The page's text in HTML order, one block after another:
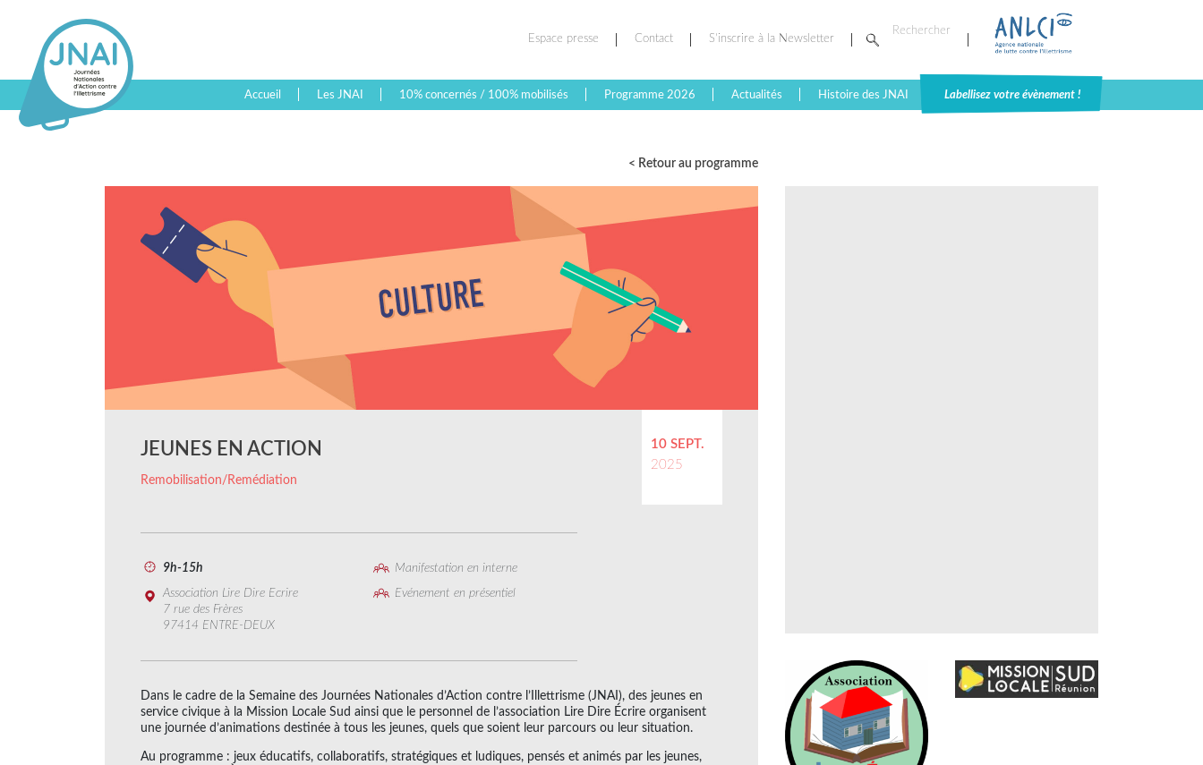
Espace presse Contact S’inscrire à la Newsletter
Accueil Les JNAI 10% concernés / 100% mobilisés Programme 2026 Actualités Histoire des JNAI Labellisez votre évènement !
< Retour au programme
10 SEPT.
2025
JEUNES EN ACTION
Remobilisation/Remédiation
9h-15h
Manifestation en interne
Association Lire Dire Ecrire
7 rue des Frères
97414 ENTRE-DEUX
Evénement en présentiel
Dans le cadre de la Semaine des Journées Nationales d’Action contre l’Illettrisme (JNAI), des jeunes en
service civique à la Mission Locale Sud ainsi que le personnel de l’association Lire Dire Écrire organisent
une journée d’animations destinée à tous les jeunes, quels que soient leur parcours ou leur situation.
Au programme : jeux éducatifs, collaboratifs, stratégiques et ludiques, pensés et animés par les jeunes,